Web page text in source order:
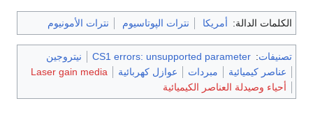
الكلمات الدالة: أمريكا نترات الپوتاسيوم نترات الأمونيوم
تصنيفات:
CS1 errors: unsupported parameter
نيتروجين
عناصر كيميائية
مبردات عوازل كهربائية
Laser gain media
أحياء وصيدلة العناصر الكيميائية